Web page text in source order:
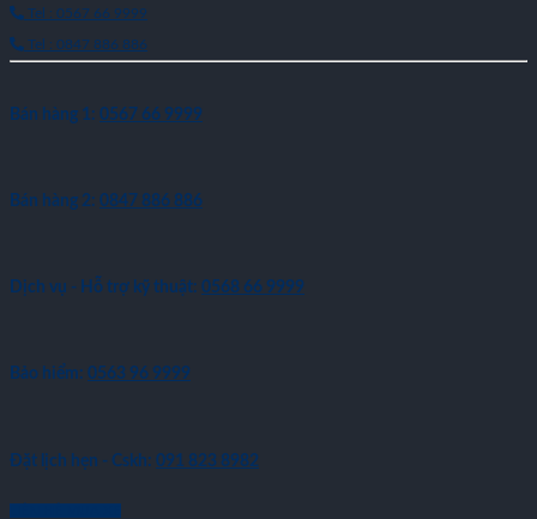
Tel : 0567 66 9999
Tel : 0847 886 886
Bán hàng 1: 0567 66 9999
Bán hàng 2: 0847 886 886
Dịch vụ - Hỗ trợ kỹ thuật: 0568 66 9999
Bảo hiểm: 0563 96 9999
Đặt lịch hẹn - Cskh: 091 823 8982